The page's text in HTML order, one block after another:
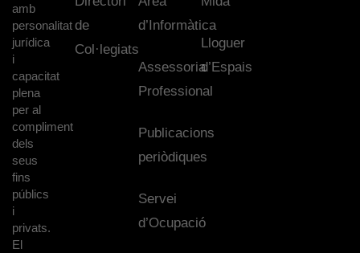
amb
personalitat
jurídica
i
capacitat
plena
per al
compliment
dels
seus
fins
públics
i
privats.
El
de
Col·legiats
d’Informàtica
Assessoria
Professional
Publicacions
periòdiques
Servei
d’Ocupació
Lloguer
d’Espais